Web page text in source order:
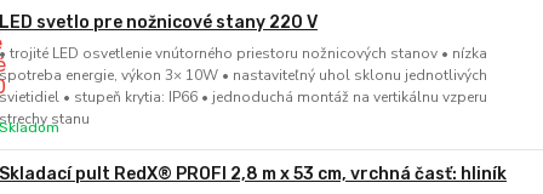
svetlo pre nožnicové stany 220 V
trojité LED osvetlenie vnútorného priestoru nožnicových stanov • nízka
energie, výkon 3× 10W • nastaviteľný uhol sklonu jednotlivých
• stupeň krytia: IP66 • jednoduchá montáž na vertikálnu vzperu
stanu
pult RedX® PROFI 2,8 m x 53 cm, vrchná časť: hliník